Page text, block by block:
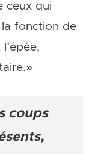
ceux qui
fonction de
coups